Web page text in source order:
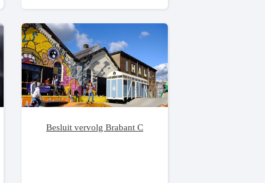
Besluit vervolg Brabant C